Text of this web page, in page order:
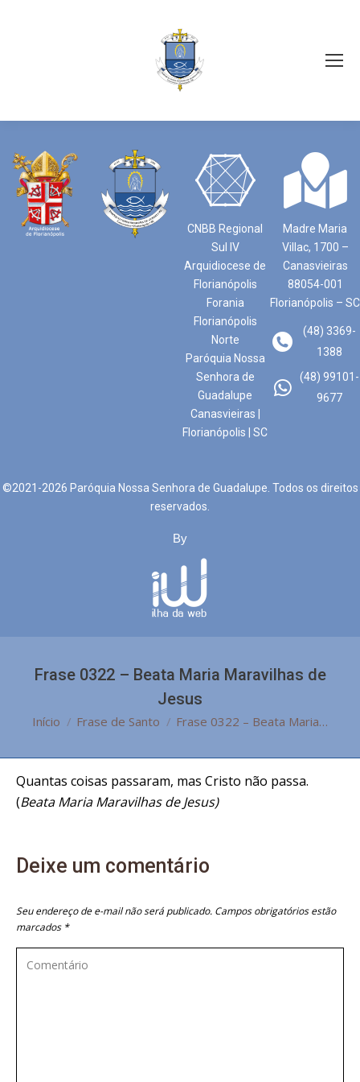
Frase 0322 – Beata Maria Maravilhas de
Jesus
Você está aqui:
Início Frase de Santo Frase 0322 – Beata Maria…
Quantas coisas passaram, mas Cristo não passa.
(Beata Maria Maravilhas de Jesus)
Deixe um comentário
Seu endereço de e-mail não será publicado. Campos obrigatórios estão
marcados *
Comentário
CNBB Regional
Sul IV
Arquidiocese de
Florianópolis
Forania
Florianópolis
Norte
Paróquia Nossa
Senhora de
Guadalupe
Canasvieiras |
Florianópolis | SC
Madre Maria
Villac, 1700 –
Canasvieiras
88054-001
Florianópolis – SC
(48) 3369-
1388
(48) 99101-
9677
©2021-2026 Paróquia Nossa Senhora de Guadalupe. Todos os direitos
reservados.
By